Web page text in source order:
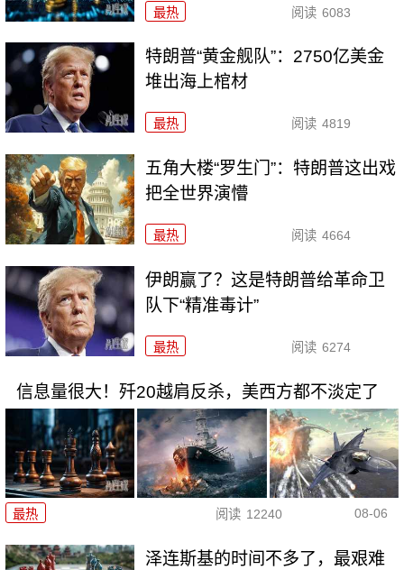
最热 阅读 6083
特朗普“黄金舰队”：2750亿美金
堆出海上棺材
最热 阅读 4819
五角大楼“罗生门”：特朗普这出戏
把全世界演懵
最热 阅读 4664
伊朗赢了？这是特朗普给革命卫
队下“精准毒计”
最热 阅读 6274
信息量很大！歼20越肩反杀，美西方都不淡定了
最热 阅读 12240 08-06
泽连斯基的时间不多了，最艰难